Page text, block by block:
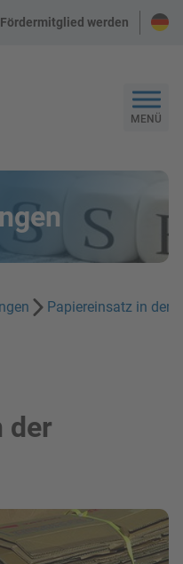
werden
MENÜ
Papiereinsatz in der
der